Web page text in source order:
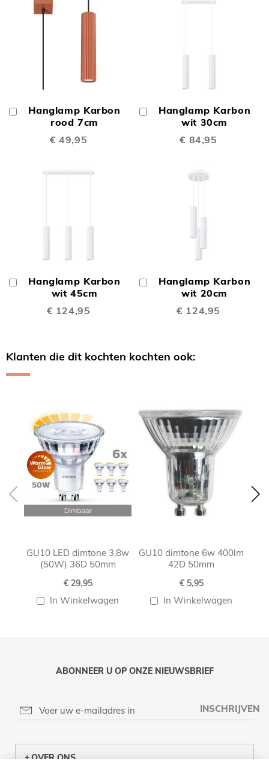
Hanglamp Karbon
rood 7cm
€ 49,95
Winkelwagen
Hanglamp Karbon
wit 30cm
€ 84,95
Winkelwagen
Hanglamp Karbon
wit 45cm
€ 124,95
Winkelwagen
Hanglamp Karbon
wit 20cm
€ 124,95
Winkelwagen
Klanten die dit kochten kochten ook:
GU10 LED dimtone 3,8w
(50W) 36D 50mm
€ 29,95
In Winkelwagen
GU10 dimtone 6w 400lm
42D 50mm
€ 5,95
In Winkelwagen
ABONNEER U OP ONZE NIEUWSBRIEF
INSCHRIJVEN
OVER ONS